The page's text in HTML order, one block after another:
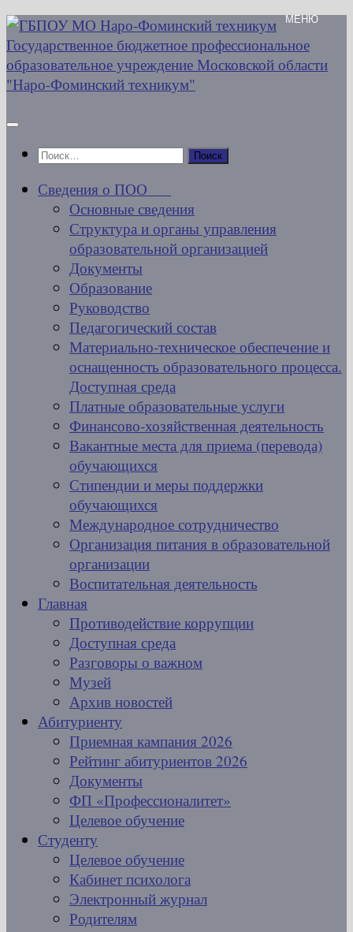
Перейти
к
содержимому
Найти:
Сведения о ПОО
Основные сведения
Структура и органы управления
образовательной организацией
Документы
Образование
Руководство
Педагогический состав
Материально-техническое обеспечение и
оснащенность образовательного процесса.
Доступная среда
Платные образовательные услуги
Финансово-хозяйственная деятельность
Вакантные места для приема (перевода)
обучающихся
Стипендии и меры поддержки
обучающихся
Международное сотрудничество
Организация питания в образовательной
организации
Воспитательная деятельность
Главная
Противодействие коррупции
Доступная среда
Разговоры о важном
Музей
Архив новостей
Абитуриенту
Приемная кампания 2026
Рейтинг абитуриентов 2026
Документы
ФП «Профессионалитет»
Целевое обучение
Студенту
Целевое обучение
Кабинет психолога
Электронный журнал
Родителям